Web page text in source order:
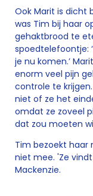
Ook Marit is dicht
was Tim bij haar
gehaktbrood te
spoedtelefoontje:
je nu komen.’
enorm veel pijn
controle te
niet of ze het
omdat ze zoveel
dat zou moeten
Tim bezoekt haar
niet mee. 'Ze
Mackenzie.